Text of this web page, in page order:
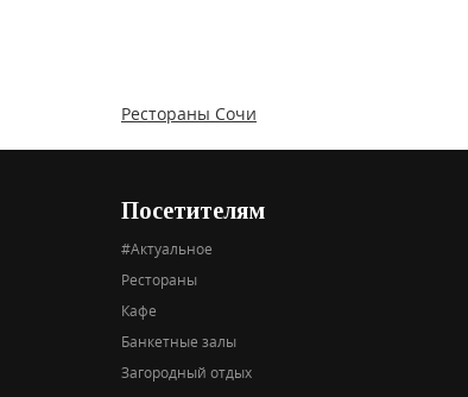
Рестораны Сочи
Посетителям
#Актуальное
Рестораны
Кафе
Банкетные залы
Загородный отдых